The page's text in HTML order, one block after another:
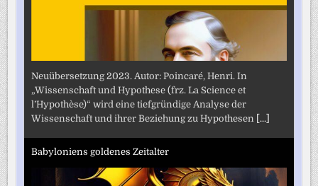
Neuübersetzung 2023. Autor: Poincaré, Henri. In
„Wissenschaft und Hypothese (frz. La Science et
l’Hypothèse)“ wird eine tiefgründige Analyse der
Wissenschaft und ihrer Beziehung zu Hypothesen [...]
Babyloniens goldenes Zeitalter